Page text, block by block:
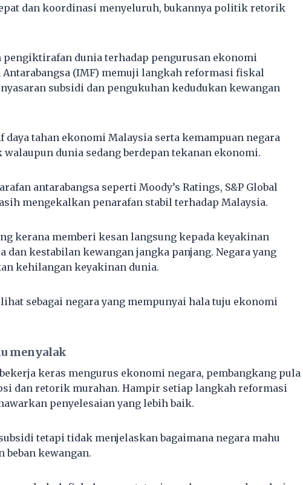
dan koordinasi menyeluruh, bukannya politik retorik
pengiktirafan dunia terhadap pengurusan ekonomi
Antarabangsa (IMF) memuji langkah reformasi fiskal
subsidi dan pengukuhan kedudukan kewangan
tahan ekonomi Malaysia serta kemampuan negara
dunia sedang berdepan tekanan ekonomi.
antarabangsa seperti Moody’s Ratings, S&P Global
mengekalkan penarafan stabil terhadap Malaysia.
kerana memberi kesan langsung kepada keyakinan
dan kestabilan kewangan jangka panjang. Negara yang
kehilangan keyakinan dunia.
sebagai negara yang mempunyai hala tuju ekonomi
menyalak
keras mengurus ekonomi negara, pembangkang pula
dan retorik murahan. Hampir setiap langkah reformasi
penyelesaian yang lebih baik.
tetapi tidak menjelaskan bagaimana negara mahu
kewangan.